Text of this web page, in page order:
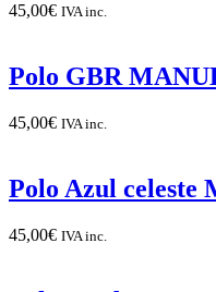
45,00€ IVA inc.
Polo GBR
45,00€ IVA inc.
Polo Azul
45,00€ IVA inc.